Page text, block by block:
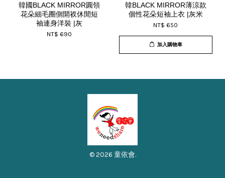
韓國BLACK MIRROR圓領
花朵細毛圈側開衩休閒短
袖連身洋裝 |灰
NT$ 690
韓BLACK MIRROR薄涼款
個性花朵短袖上衣 |灰米
NT$ 650
加入購物車
© 2026 童依會.